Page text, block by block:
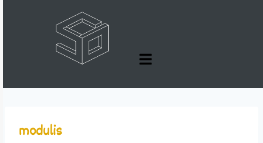
modulis